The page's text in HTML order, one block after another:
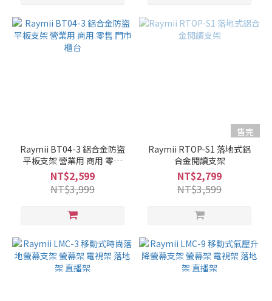
Raymii BT04-3 鋁合金防盜
平板支架 營業用 商用 零售
門市 櫃台
NT$2,599
NT$3,999
售完
Raymii RTOP-S1 落地式鋁
合金閱讀支架
NT$2,799
NT$3,599